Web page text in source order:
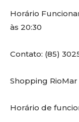
Horário
às 20:30
Contato: (85)
Shopping
Horário de